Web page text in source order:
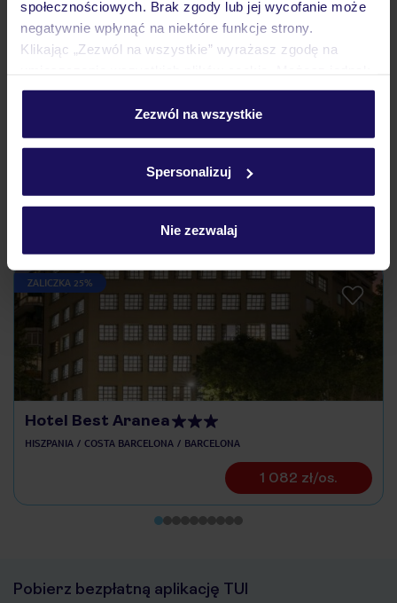
społecznościowych. Brak zgody lub jej wycofanie może
negatywnie wpłynąć na niektóre funkcje strony.
Klikając „Zezwól na wszystkie” wyrażasz zgodę na
personalizować swój wybór wchodząc w zakładkę
Szczegółowe informacje o plikach cookie znajdziesz
Zezwól na wszystkie
Spersonalizuj
Nie zezwalaj
Często zadawane pytania
Jak zmienić uczestników/osobę zgłaszającą?
Na jakiej podstawie i gdzie otrzymam karty
pokładowe/bilety lotnicze?
Odkryj inne hotele w pobliżu
ZALICZKA 25%
Hotel Best Aranea
HISZPANIA COSTA BARCELONA BARCELONA
1 082 zł/os.
Pobierz bezpłatną aplikację TUI